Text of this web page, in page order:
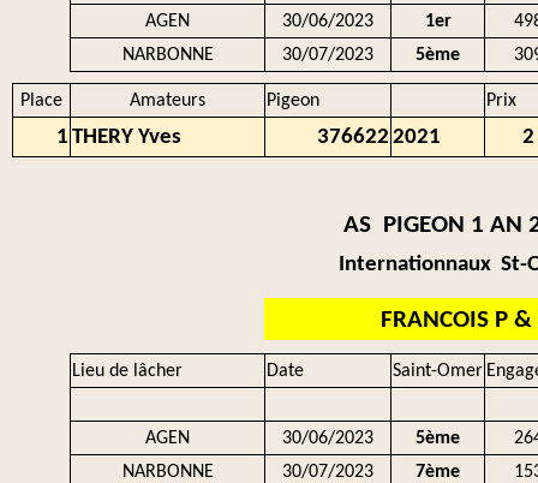
AGEN 30/06/2023 1er
NARBONNE
30/07/2023 5ème
Place Amateurs Pigeon Prix
1 THERY Yves 376622 2021 2
AS PIGEON 1 AN
Internationnaux St-
FRANCOIS P &
Lieu de lâcher Date Saint-Omer
AGEN 30/06/2023 5ème
NARBONNE
30/07/2023 7ème